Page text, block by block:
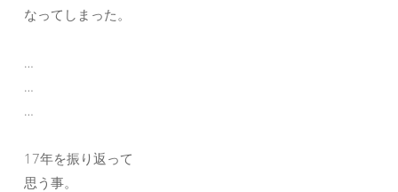
なってしまった。
…
…
…
17年を振り返って
思う事。